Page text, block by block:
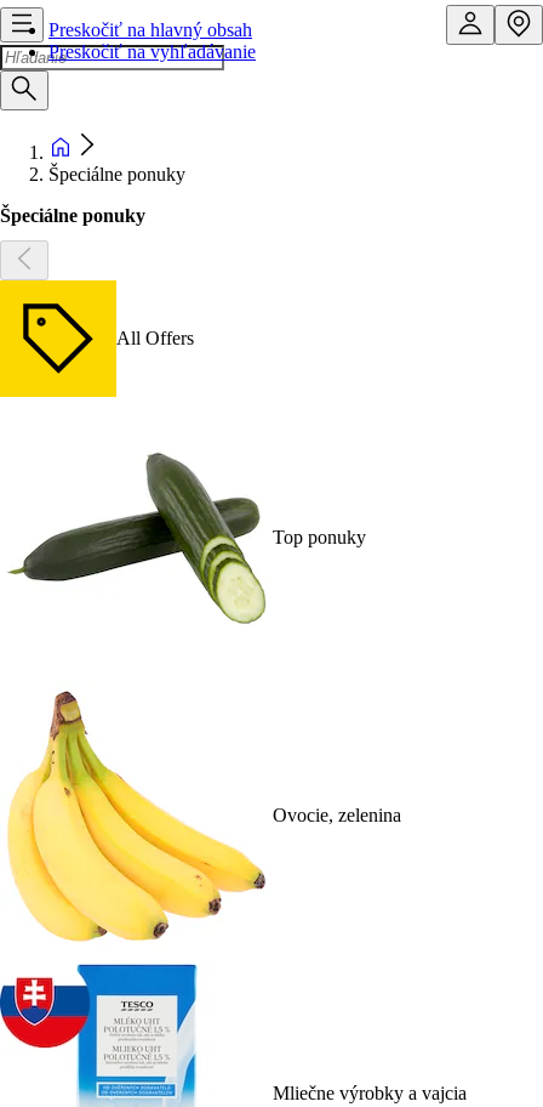
Preskočiť na hlavný obsah
Preskočiť na vyhľadávanie
Špeciálne ponuky
Špeciálne ponuky
All Offers
Top ponuky
Ovocie, zelenina
Mliečne výrobky a vajcia